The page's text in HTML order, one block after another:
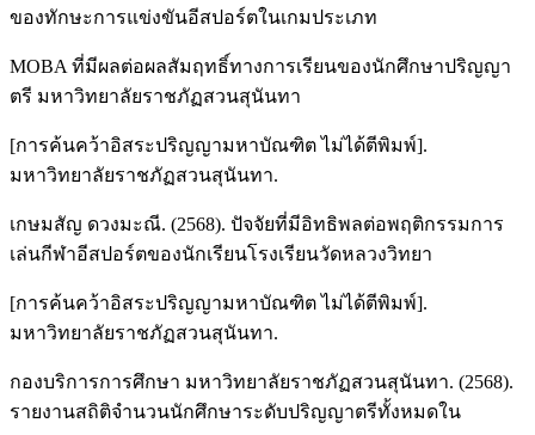
ของทักษะการแข่งขันอีสปอร์ตในเกมประเภท
MOBA ที่มีผลต่อผลสัมฤทธิ์ทางการเรียนของนักศึกษาปริญญา
ตรี มหาวิทยาลัยราชภัฏสวนสุนันทา
[การค้นคว้าอิสระปริญญามหาบัณฑิต ไม่ได้ตีพิมพ์].
มหาวิทยาลัยราชภัฏสวนสุนันทา.
เกษมสัญ ดวงมะณี. (2568). ปัจจัยที่มีอิทธิพลต่อพฤติกรรมการ
เล่นกีฬาอีสปอร์ตของนักเรียนโรงเรียนวัดหลวงวิทยา
[การค้นคว้าอิสระปริญญามหาบัณฑิต ไม่ได้ตีพิมพ์].
มหาวิทยาลัยราชภัฏสวนสุนันทา.
กองบริการการศึกษา มหาวิทยาลัยราชภัฏสวนสุนันทา. (2568).
รายงานสถิติจำนวนนักศึกษาระดับปริญญาตรีทั้งหมดใน